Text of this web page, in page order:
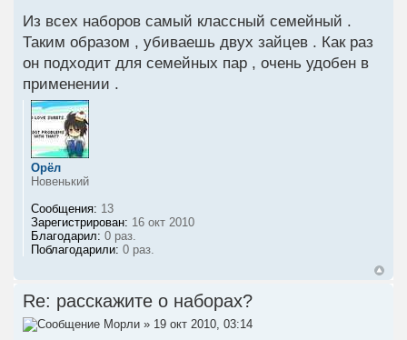
Из всех наборов самый классный семейный .
Таким образом , убиваешь двух зайцев . Как раз
он подходит для семейных пар , очень удобен в
применении .
Орёл
Новенький
Сообщения: 13
Зарегистрирован: 16 окт 2010
Благодарил: 0 раз.
Поблагодарили: 0 раз.
Re: расскажите о наборах?
Морли » 19 окт 2010, 03:14